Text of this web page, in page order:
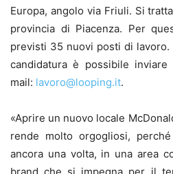
Europa, angolo via Friuli. Si
provincia di Piacenza. Per
previsti 35 nuovi posti di
candidatura è possibile
mail: lavoro@looping.it.
«Aprire un nuovo locale
rende molto orgogliosi,
ancora una volta, in una area